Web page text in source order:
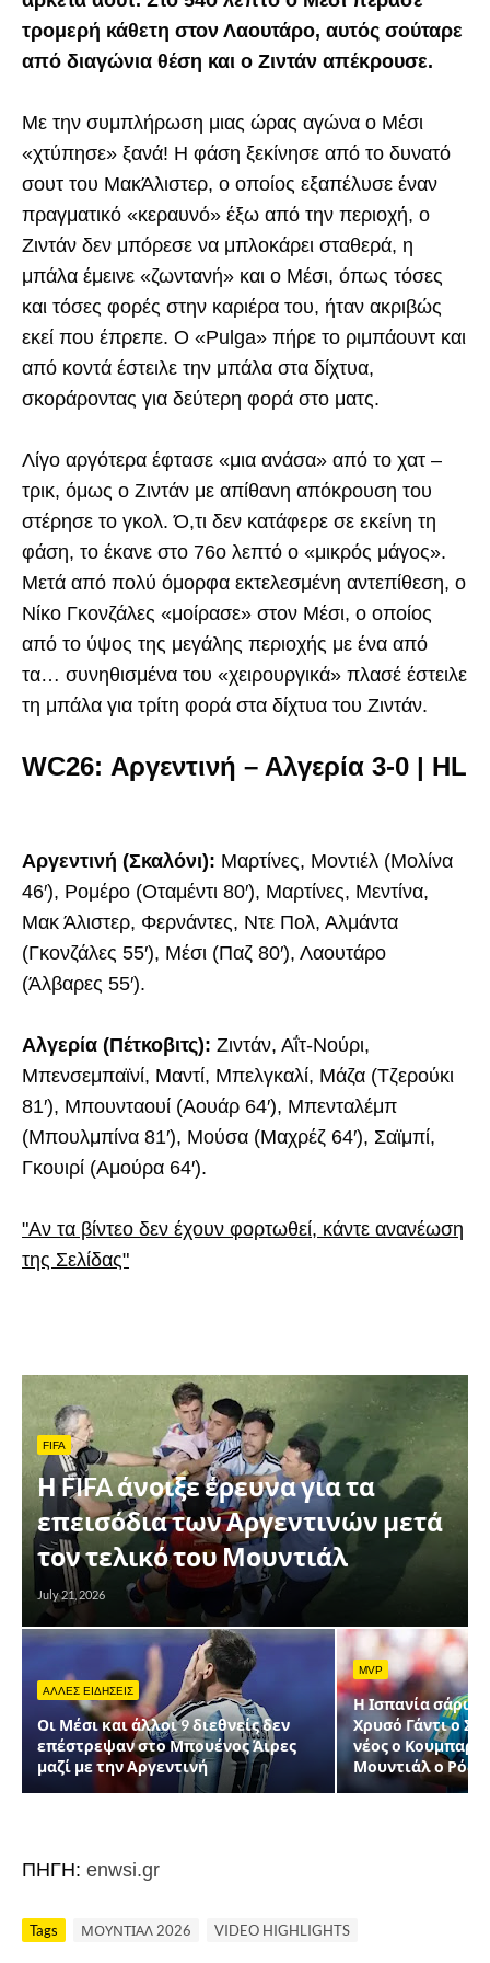
τρομερή κάθετη στον Λαουτάρο, αυτός σούταρε
από διαγώνια θέση και ο Ζιντάν απέκρουσε.
Με την συμπλήρωση μιας ώρας αγώνα ο Μέσι
«χτύπησε» ξανά! Η φάση ξεκίνησε από το δυνατό
σουτ του ΜακΆλιστερ, ο οποίος εξαπέλυσε έναν
πραγματικό «κεραυνό» έξω από την περιοχή, ο
Ζιντάν δεν μπόρεσε να μπλοκάρει σταθερά, η
μπάλα έμεινε «ζωντανή» και ο Μέσι, όπως τόσες
και τόσες φορές στην καριέρα του, ήταν ακριβώς
εκεί που έπρεπε. Ο «Pulga» πήρε το ριμπάουντ και
από κοντά έστειλε την μπάλα στα δίχτυα,
σκοράροντας για δεύτερη φορά στο ματς.
Λίγο αργότερα έφτασε «μια ανάσα» από το χατ –
τρικ, όμως ο Ζιντάν με απίθανη απόκρουση του
στέρησε το γκολ. Ό,τι δεν κατάφερε σε εκείνη τη
φάση, το έκανε στο 76ο λεπτό ο «μικρός μάγος».
Μετά από πολύ όμορφα εκτελεσμένη αντεπίθεση, ο
Νίκο Γκονζάλες «μοίρασε» στον Μέσι, ο οποίος
από το ύψος της μεγάλης περιοχής με ένα από
τα… συνηθισμένα του «χειρουργικά» πλασέ έστειλε
τη μπάλα για τρίτη φορά στα δίχτυα του Ζιντάν.
WC26: Αργεντινή – Αλγερία 3-0 | HL
Αργεντινή (Σκαλόνι): Μαρτίνες, Μοντιέλ (Μολίνα
46′), Ρομέρο (Οταμέντι 80′), Μαρτίνες, Μεντίνα,
Μακ Άλιστερ, Φερνάντες, Ντε Πολ, Αλμάντα
(Γκονζάλες 55′), Μέσι (Παζ 80′), Λαουτάρο
(Άλβαρες 55′).
Αλγερία (Πέτκοβιτς): Ζιντάν, Αΐτ-Νούρι,
Μπενσεμπαϊνί, Μαντί, Μπελγκαλί, Μάζα (Τζερούκι
81′), Μπουνταουί (Αουάρ 64′), Μπενταλέμπ
(Μπουλμπίνα 81′), Μούσα (Μαχρέζ 64′), Σαϊμπί,
Γκουιρί (Αμούρα 64′).
"Αν τα βίντεο δεν έχουν φορτωθεί, κάντε ανανέωση
της Σελίδας"
FIFA
Η FIFA άνοιξε έρευνα για τα
επεισόδια των Αργεντινών μετά
τον τελικό του Μουντιάλ
July 21, 2026
ΑΛΛΕΣ ΕΙΔΗΣΕΙΣ
Οι Μέσι και άλλοι 9 διεθνείς δεν
επέστρεψαν στο Μπουένος Άιρες
μαζί με την Αργεντινή
MVP
Η Ισπανία
Χρυσό Γάντι ο
νέος ο
Μουντιάλ ο
ΠΗΓΗ: enwsi.gr
Tags ΜΟΥΝΤΙΑΛ 2026 VIDEO HIGHLIGHTS